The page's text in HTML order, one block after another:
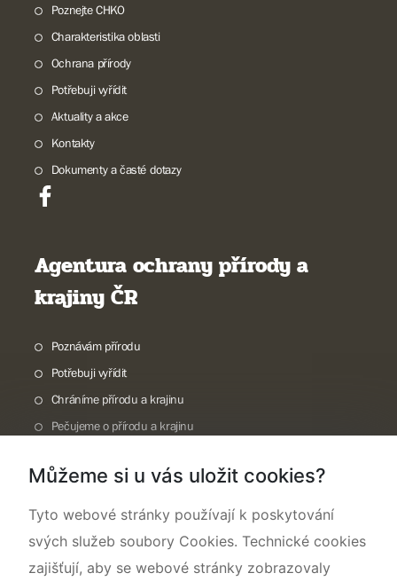
Poznejte CHKO
Charakteristika oblasti
Ochrana přírody
Potřebuji vyřídit
Aktuality a akce
Kontakty
Dokumenty a časté dotazy
Agentura ochrany přírody a
krajiny ČR
Poznávám přírodu
Potřebuji vyřídit
Chráníme přírodu a krajinu
Pečujeme o přírodu a krajinu
O nás
Můžeme si u vás uložit cookies?
Tyto webové stránky používají k poskytování
svých služeb soubory Cookies. Technické cookies
zajišťují, aby se webové stránky zobrazovaly